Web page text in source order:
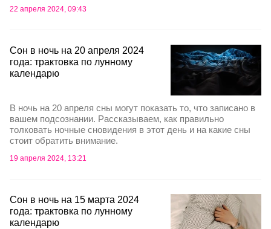
22 апреля 2024, 09:43
Сон в ночь на 20 апреля 2024
года: трактовка по лунному
календарю
В ночь на 20 апреля сны могут показать то, что записано в
вашем подсознании. Рассказываем, как правильно
толковать ночные сновидения в этот день и на какие сны
стоит обратить внимание.
19 апреля 2024, 13:21
Сон в ночь на 15 марта 2024
года: трактовка по лунному
календарю